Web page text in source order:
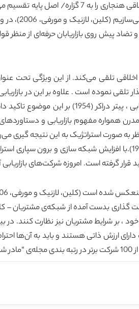
سپس این گزاره‌ها را به
(2008) مورد بازنگری قرار گرفته تا تعارض و تضاد پیش روی
اخلاقی تلقی می‌کند. از این ویژگی تحت
تلقی نموده است . علاوه بر این در
روبرو شده و به اندازه‌ی سهام دار به وی اهمیت داده می‌شود. همانگونه که
همواره مفهوم بازاریابی و
نیازها و تمایلات کشف شده‌ی مصرف کنندگان قرار دارد (آندرسون،1982). از این منظر به
به گونه‌ای با یکدیگر هماهنگ شوند که مزیت رقابتی پایداری را برای شرکت در پی داشته باشند
گرفته است. امروزه شرکت‌های
بدست آمده از شبکه‌ی مشتریان –
، بر شرایط مشتریان نیز نظارت کنند. در